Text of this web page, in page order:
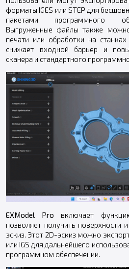
форматы IGES или STEP для
пакетами программного
Выгруженные файлы также
печати или обработки на
снижает входной барьер и
сканера и стандартного
EXModel Pro включает
позволяет получить поверхности
эскиз. Этот 2D-эскиз можно
или IGS для дальнейшего
программном обеспечении.